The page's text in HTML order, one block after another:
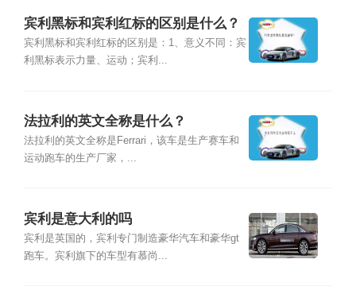
宾利黑标和宾利红标的区别是什么？
宾利黑标和宾利红标的区别是：1、意义不同：宾
利黑标表示力量、运动；宾利...
法拉利的英文全称是什么？
法拉利的英文全称是Ferrari，该车是生产赛车和
运动跑车的生产厂家，...
宾利是意大利的吗
宾利是英国的，宾利专门制造豪华汽车和豪华gt
跑车。宾利旗下的车型有慕尚...